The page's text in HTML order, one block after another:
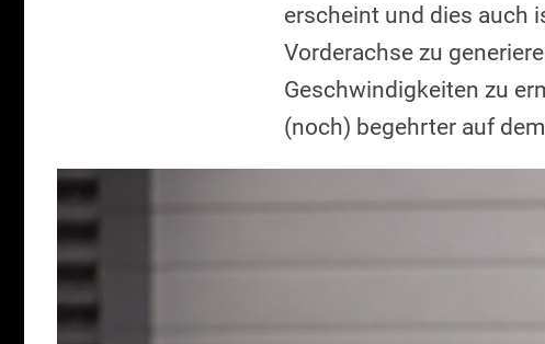
erscheint und dies auch
Vorderachse zu
Geschwindigkeiten zu
(noch) begehrter auf